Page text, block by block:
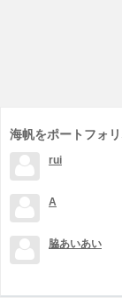
海帆をポートフォ
rui
A
脇あいあい